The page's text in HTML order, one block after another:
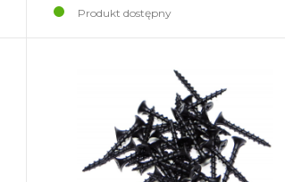
Produkt dostępny